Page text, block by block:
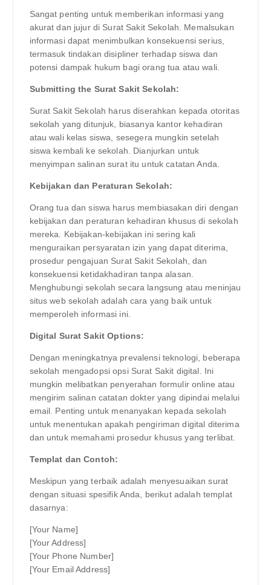
Sangat penting untuk memberikan informasi yang
akurat dan jujur ​​di Surat Sakit Sekolah. Memalsukan
informasi dapat menimbulkan konsekuensi serius,
termasuk tindakan disipliner terhadap siswa dan
potensi dampak hukum bagi orang tua atau wali.
Submitting the Surat Sakit Sekolah:
Surat Sakit Sekolah harus diserahkan kepada otoritas
sekolah yang ditunjuk, biasanya kantor kehadiran
atau wali kelas siswa, sesegera mungkin setelah
siswa kembali ke sekolah. Dianjurkan untuk
menyimpan salinan surat itu untuk catatan Anda.
Kebijakan dan Peraturan Sekolah:
Orang tua dan siswa harus membiasakan diri dengan
kebijakan dan peraturan kehadiran khusus di sekolah
mereka. Kebijakan-kebijakan ini sering kali
menguraikan persyaratan izin yang dapat diterima,
prosedur pengajuan Surat Sakit Sekolah, dan
konsekuensi ketidakhadiran tanpa alasan.
Menghubungi sekolah secara langsung atau meninjau
situs web sekolah adalah cara yang baik untuk
memperoleh informasi ini.
Digital Surat Sakit Options:
Dengan meningkatnya prevalensi teknologi, beberapa
sekolah mengadopsi opsi Surat Sakit digital. Ini
mungkin melibatkan penyerahan formulir online atau
mengirim salinan catatan dokter yang dipindai melalui
email. Penting untuk menanyakan kepada sekolah
untuk menentukan apakah pengiriman digital diterima
dan untuk memahami prosedur khusus yang terlibat.
Templat dan Contoh:
Meskipun yang terbaik adalah menyesuaikan surat
dengan situasi spesifik Anda, berikut adalah templat
dasarnya:
[Your Name]
[Your Address]
[Your Phone Number]
[Your Email Address]